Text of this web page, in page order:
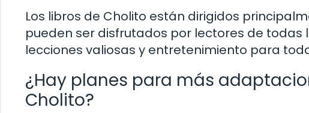
Los libros de Cholito están dirigidos
pueden ser disfrutados por lectores de todas
lecciones valiosas y entretenimiento para
¿Hay planes para más
Cholito?